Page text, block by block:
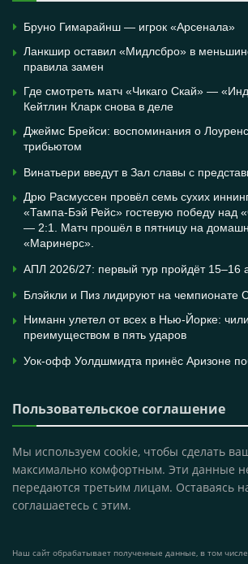
Бруно Гимарайнш — игрок «Арсенала»
Ланкшир оставил «Мидлсбро» в
правила замен
Где смотреть матч «Чикаго Скай» —
Кейтлин Кларк снова в деле
Джеймс Брейси: воспоминания о
трибьютом
Винатьери введут в Зал славы с
Дрю Расмуссен провёл семь сухих
«Тампа-Бэй Рейс» гостевую победу над
— 2:1. Матч прошёл в пятницу на
«Маринерс».
АПЛ 2026/27: первый тур пройдёт 15–16
Блэйкли и Пиз лидируют на чемпионате
Ниманн улетел от всех в Нью-Йорке:
преимуществом в пять ударов
Уок-офф Уолдшмидта принёс Аризоне
Пользовательское соглашение
Мы используем cookie, чтобы сделать
максимально комфортным. Эти данные
передаются третьим лицам. Оставаясь
соглашаетесь с этим.
Наш сайт обрабатывает полученные данные, в том